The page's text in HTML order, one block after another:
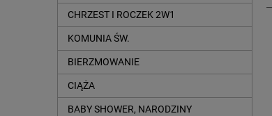
CHRZEST I ROCZEK 2W1
KOMUNIA ŚW.
BIERZMOWANIE
CIĄŻA
BABY SHOWER, NARODZINY